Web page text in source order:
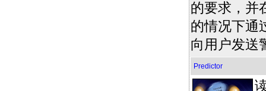
的要求，并
的情况下通
向用户发送
Predictor